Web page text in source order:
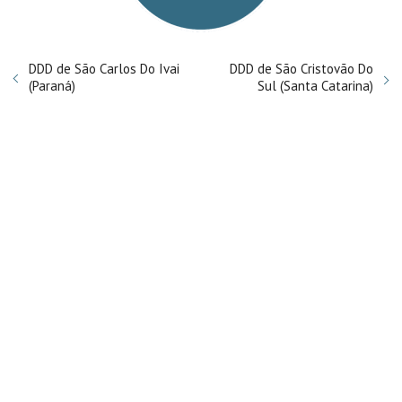
DDD de São Carlos Do Ivai
(Paraná)
DDD de São Cristovão Do
Sul (Santa Catarina)